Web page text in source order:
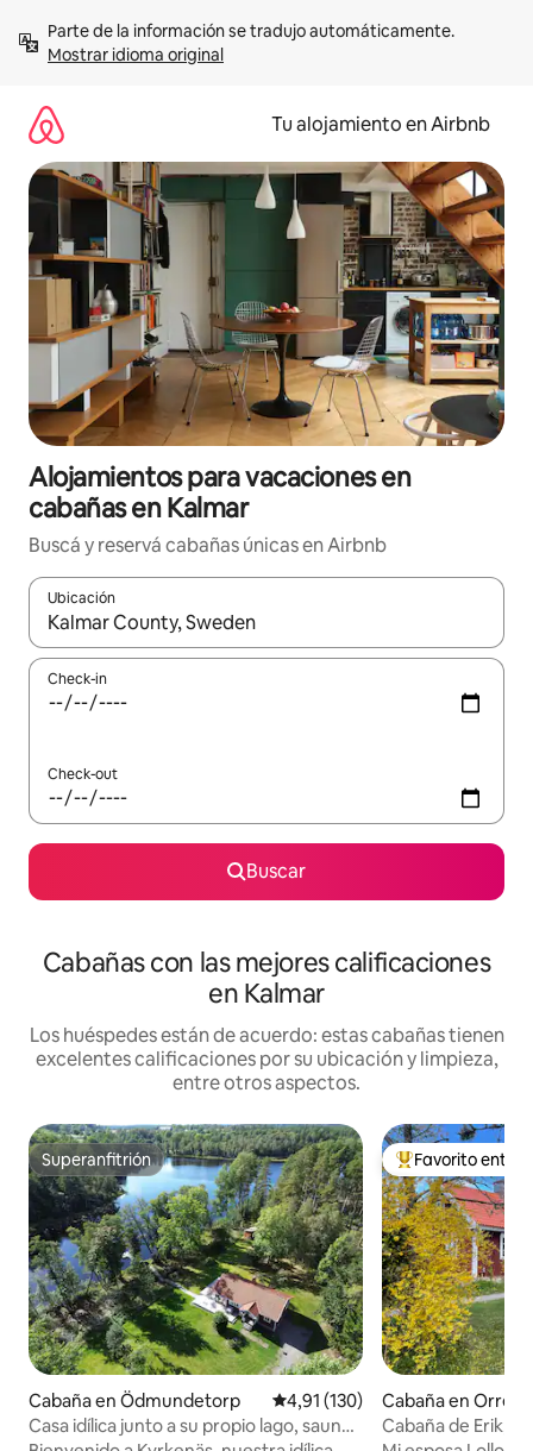
contenidoMostrar idioma original
Tu alojamiento en Airbnb
Alojamientos para vacaciones en
cabañas en Kalmar
Buscá y reservá cabañas únicas en Airbnb
Ubicación
Cuando los resultados estén disponibles, navegá con las
Check-in
Check-out
Buscar
Cabañas con las mejores calificaciones
en Kalmar
Los huéspedes están de acuerdo: estas cabañas tienen
excelentes calificaciones por su ubicación y limpieza,
entre otros aspectos.
Superanfitrión
Superanfitrión
Cabaña en Ödmundetorp Calificación promedio: 4,91 de
4,91 (130)
Casa idílica junto a su propio lago, sauna,
Favorito entre
Favorito entre
Cabaña en
Cabaña de Erik,